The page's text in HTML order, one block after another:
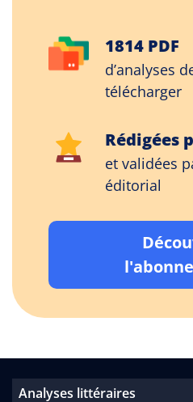
1814 PDF
d’analyses
télécharger
Rédigées
et validées
éditorial
Analyses littéraires